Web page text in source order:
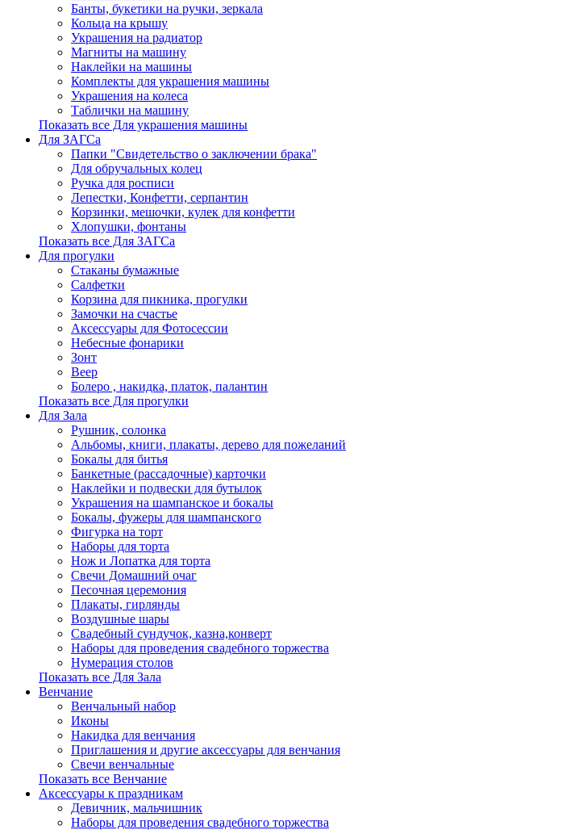
Банты, букетики на ручки, зеркала
Кольца на крышу
Украшения на радиатор
Магниты на машину
Наклейки на машины
Комплекты для украшения машины
Украшения на колеса
Таблички на машину
Показать все Для украшения машины
Для ЗАГСа
Папки "Свидетельство о заключении брака"
Для обручальных колец
Ручка для росписи
Лепестки, Конфетти, серпантин
Корзинки, мешочки, кулек для конфетти
Хлопушки, фонтаны
Показать все Для ЗАГСа
Для прогулки
Стаканы бумажные
Салфетки
Корзина для пикника, прогулки
Замочки на счастье
Аксессуары для Фотосессии
Небесные фонарики
Зонт
Веер
Болеро , накидка, платок, палантин
Показать все Для прогулки
Для Зала
Рушник, солонка
Альбомы, книги, плакаты, дерево для пожеланий
Бокалы для битья
Банкетные (рассадочные) карточки
Наклейки и подвески для бутылок
Украшения на шампанское и бокалы
Бокалы, фужеры для шампанского
Фигурка на торт
Наборы для торта
Нож и Лопатка для торта
Свечи Домашний очаг
Песочная церемония
Плакаты, гирлянды
Воздушные шары
Свадебный сундучок, казна,конверт
Наборы для проведения свадебного торжества
Нумерация столов
Показать все Для Зала
Венчание
Венчальный набор
Иконы
Накидка для венчания
Приглашения и другие аксессуары для венчания
Свечи венчальные
Показать все Венчание
Аксессуары к праздникам
Девичник, мальчишник
Наборы для проведения свадебного торжества